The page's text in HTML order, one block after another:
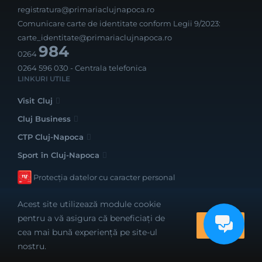
registratura@primariaclujnapoca.ro
Comunicare carte de identitate conform Legii 9/2023:
carte_identitate@primariaclujnapoca.ro
0264984
0264 596 030 - Centrala telefonica
LINKURI UTILE
Visit Cluj
Cluj Business
CTP Cluj-Napoca
Sport în Cluj-Napoca
Protecția datelor cu caracter personal
Realizat cu bune intenții de către
Acest site utilizează module cookie
pentru a vă asigura că beneficiați de
cea mai bună experiență pe site-ul
nostru.
OK